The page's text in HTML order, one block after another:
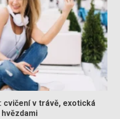
cvičení v trávě, exotická